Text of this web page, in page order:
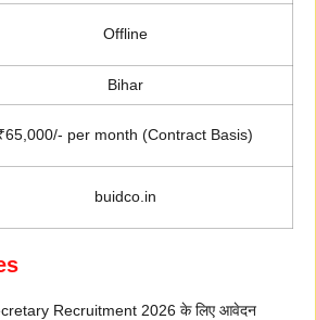
Offline
Bihar
per month (Contract Basis)
buidco.in
Recruitment 2026 के लिए आवेदन